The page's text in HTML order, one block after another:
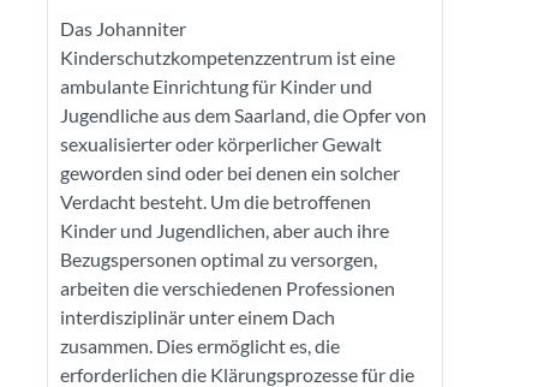
Das Johanniter
Kinderschutzkompetenzzentrum ist eine
ambulante Einrichtung für Kinder und
Jugendliche aus dem Saarland, die Opfer von
sexualisierter oder körperlicher Gewalt
geworden sind oder bei denen ein solcher
Verdacht besteht. Um die betroffenen
Kinder und Jugendlichen, aber auch ihre
Bezugspersonen optimal zu versorgen,
arbeiten die verschiedenen Professionen
interdisziplinär unter einem Dach
zusammen. Dies ermöglicht es, die
erforderlichen die Klärungsprozesse für die